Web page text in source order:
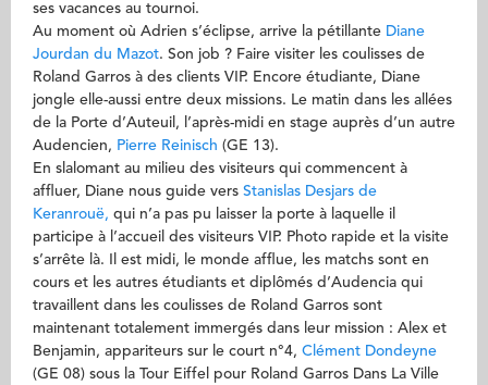
ses vacances au tournoi.
Au moment où Adrien s’éclipse, arrive la pétillante Diane
Jourdan du Mazot. Son job ? Faire visiter les coulisses de
Roland Garros à des clients VIP. Encore étudiante, Diane
jongle elle-aussi entre deux missions. Le matin dans les allées
de la Porte d’Auteuil, l’après-midi en stage auprès d’un autre
Audencien, Pierre Reinisch (GE 13).
En slalomant au milieu des visiteurs qui commencent à
affluer, Diane nous guide vers Stanislas Desjars de
Keranrouë, qui n’a pas pu laisser la porte à laquelle il
participe à l’accueil des visiteurs VIP. Photo rapide et la visite
s’arrête là. Il est midi, le monde afflue, les matchs sont en
cours et les autres étudiants et diplômés d’Audencia qui
travaillent dans les coulisses de Roland Garros sont
maintenant totalement immergés dans leur mission : Alex et
Benjamin, appariteurs sur le court n°4, Clément Dondeyne
(GE 08) sous la Tour Eiffel pour Roland Garros Dans La Ville